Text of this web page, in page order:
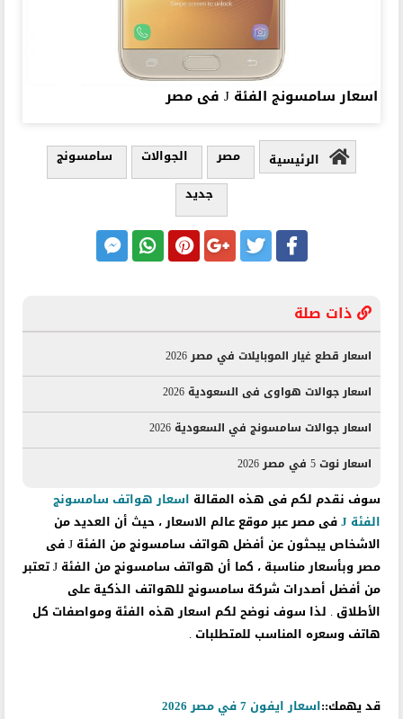
اسعار سامسونج الفئة J فى مصر
الرئيسية مصر الجوالات
سامسونج
جديد
ذات صلة
اسعار قطع غيار الموبايلات في مصر 2026
اسعار جوالات هواوى فى السعودية 2026
اسعار جوالات سامسونج في السعودية 2026
اسعار نوت 5 في مصر 2026
سوف نقدم لكم فى هذه المقالة اسعار هواتف سامسونج
الفئة J
فى مصر عبر موقع عالم الاسعار ، حيث أن العديد من
الاشخاص يبحثون عن أفضل هواتف سامسونج من الفئة J فى
مصر وبأسعار مناسبة ، كما أن هواتف سامسونج من الفئة J تعتبر
من أفضل أصدرات شركة سامسونج للهواتف الذكية على
الأطلاق . لذا سوف نوضح لكم اسعار هذه الفئة ومواصفات كل
هاتف وسعره المناسب للمتطلبات .
قد يهمك::اسعار ايفون 7 في مصر 2026